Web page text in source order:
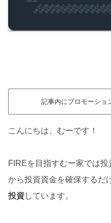
記事内にプロモーショ
こんにちは、むーです！
FIREを目指すむー家では
から投資資金を確保するだ
投資しています。